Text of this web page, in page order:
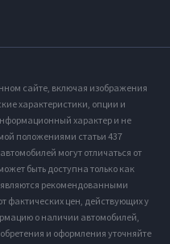
сайте, включая изображения
характеристики, опции и
характер и не
положениями статьи 437
могут отличаться от
быть доступна только как
рекомендованными
фактических цен, действующих у
о наличии автомобилей,
и оформления уточняйте